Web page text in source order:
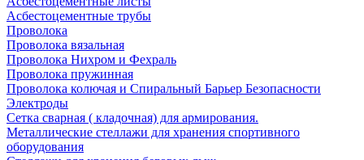
Асбестоцементные трубы
Проволока
Проволока вязальная
Проволока Нихром и Фехраль
Проволока пружинная
Проволока колючая и Спиральный Барьер Безопасности
Электроды
Сетка сварная ( кладочная) для армирования.
Металлические стеллажи для хранения спортивного
оборудования